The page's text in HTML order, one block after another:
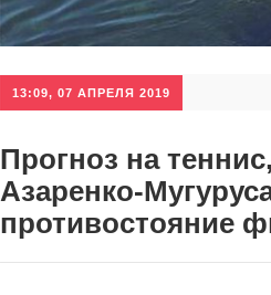
13:09, 07 АПРЕЛЯ 2019
Прогноз на
Азаренко-
противостояние